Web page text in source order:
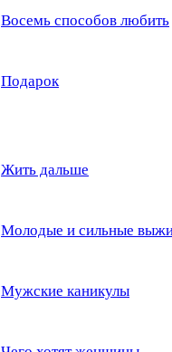
Восемь способов любить
Подарок
Жить дальше
Молодые и сильные
Мужские каникулы